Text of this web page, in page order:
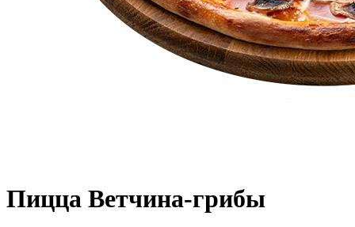
Пицца Ветчина-грибы